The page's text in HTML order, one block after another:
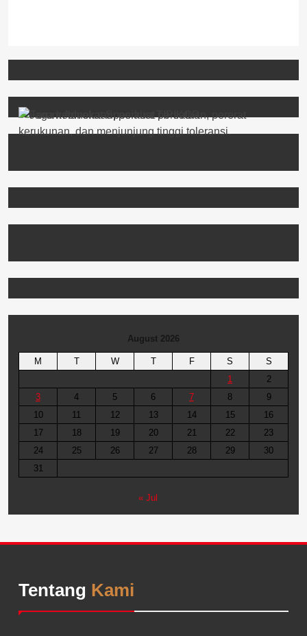
August 2026
M T W T F S
S
1
2
3
4 5 6 7 8
9
10
11 12 13 14 15
16
17
18 19 20 21 22
23
24
25 26 27 28 29
30
31
« Jul
Tentang Kami